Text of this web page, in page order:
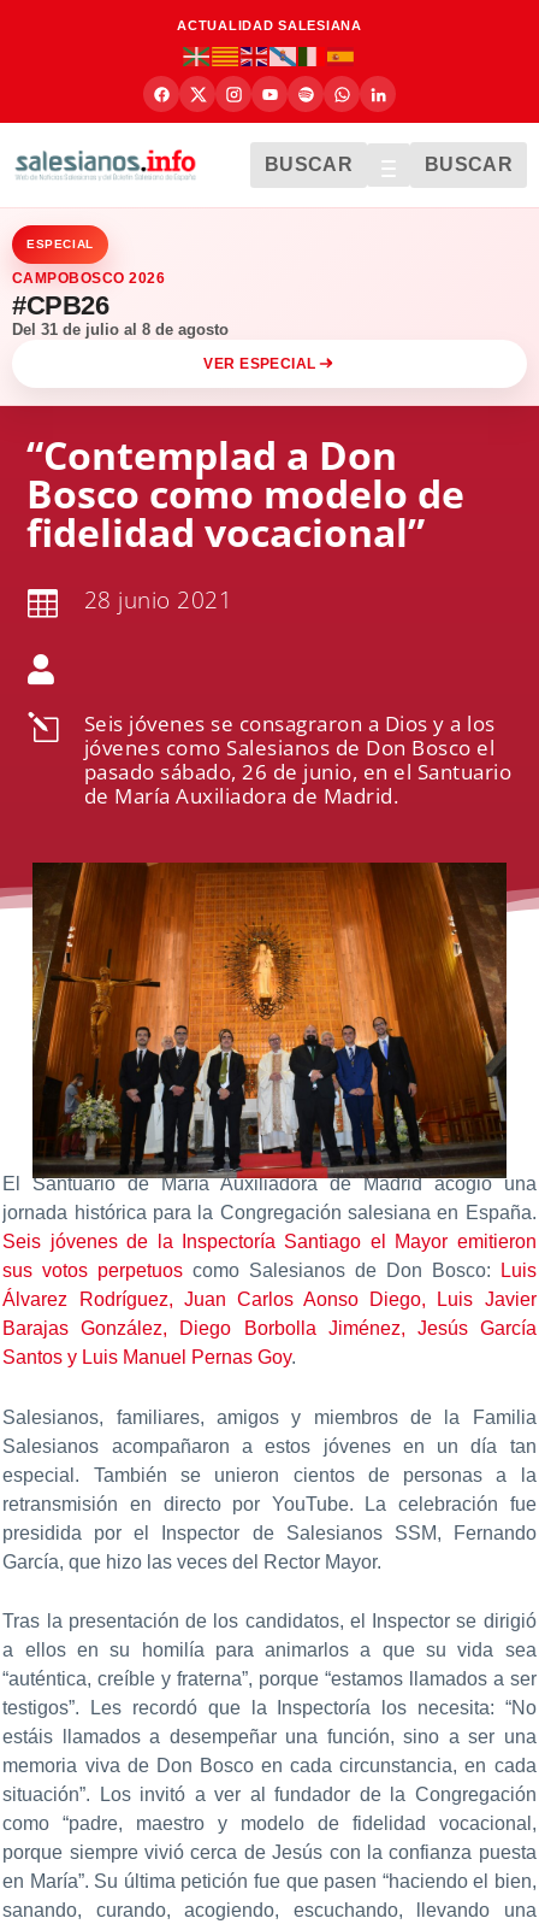
ACTUALIDAD SALESIANA
BUSCAR BUSCAR
ESPECIAL
CAMPOBOSCO 2026
#CPB26
Del 31 de julio al 8 de agosto
VER ESPECIAL
“Contemplad a Don
Bosco como modelo de
fidelidad vocacional”
 28 junio 2021

l
Seis jóvenes se consagraron a Dios y a los
jóvenes como Salesianos de Don Bosco el
pasado sábado, 26 de junio, en el Santuario
de María Auxiliadora de Madrid.
El Santuario de María Auxiliadora de Madrid acogió una
jornada histórica para la Congregación salesiana en España.
Seis jóvenes de la Inspectoría Santiago el Mayor emitieron
sus votos perpetuos como Salesianos de Don Bosco:
Luis
Álvarez Rodríguez, Juan Carlos Aonso Diego, Luis Javier
Barajas González, Diego Borbolla Jiménez, Jesús García
Santos y Luis Manuel Pernas Goy.
Salesianos, familiares, amigos y miembros de la Familia
Salesianos acompañaron a estos jóvenes en un día tan
especial. También se unieron cientos de personas a la
retransmisión en directo por YouTube. La celebración fue
presidida por el Inspector de Salesianos SSM, Fernando
García, que hizo las veces del Rector Mayor.
Tras la presentación de los candidatos, el Inspector se dirigió
a ellos en su homilía para animarlos a que su vida sea
“auténtica, creíble y fraterna”, porque “estamos llamados a ser
testigos”. Les recordó que la Inspectoría los necesita: “No
estáis llamados a desempeñar una función, sino a ser una
memoria viva de Don Bosco en cada circunstancia, en cada
situación”. Los invitó a ver al fundador de la Congregación
como “padre, maestro y modelo de fidelidad vocacional,
porque siempre vivió cerca de Jesús con la confianza puesta
en María”. Su última petición fue que pasen “haciendo el bien,
sanando, curando, acogiendo, escuchando, llevando una